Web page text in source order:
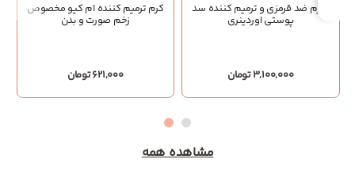
سرم ضد قرمزی و ترمیم کننده سد
پوستی اوردینری
3,100,000 تومان
کرم ترمیم کننده ام کیو مخصوص
زخم صورت و بدن
621,000 تومان
مشاهده همه